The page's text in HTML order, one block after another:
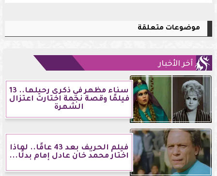
موضوعات متعلقة
آخر الأخبار
سناء مظهر في ذكرى رحيلها.. 13
فيلمًا وقصة نجمة اختارت اعتزال
الشهرة
فيلم الحريف بعد 43 عامًا.. لماذا
اختار محمد خان عادل إمام بدلًا...